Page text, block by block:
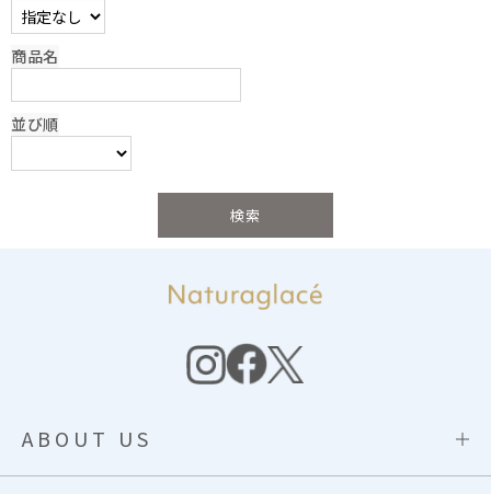
商品名
並び順
ABOUT US